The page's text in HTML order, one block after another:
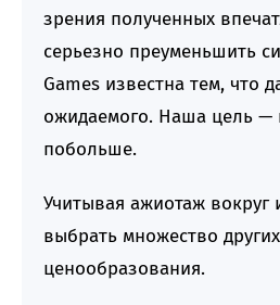
зрения полученных
серьезно преуменьшить
Games известна тем, что
ожидаемого. Наша цель —
побольше.
Учитывая ажиотаж вокруг
выбрать множество
ценообразования.